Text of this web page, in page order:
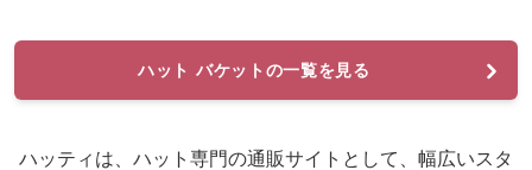
ハット バケットの一覧を見る
ハッティは、ハット専門の通販サイトとして、幅広いスタ